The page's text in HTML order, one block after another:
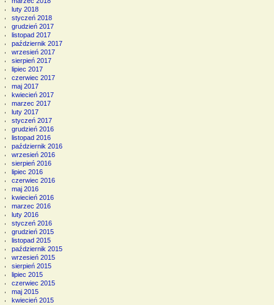
luty 2018
styczeń 2018
grudzień 2017
listopad 2017
październik 2017
wrzesień 2017
sierpień 2017
lipiec 2017
czerwiec 2017
maj 2017
kwiecień 2017
marzec 2017
luty 2017
styczeń 2017
grudzień 2016
listopad 2016
październik 2016
wrzesień 2016
sierpień 2016
lipiec 2016
czerwiec 2016
maj 2016
kwiecień 2016
marzec 2016
luty 2016
styczeń 2016
grudzień 2015
listopad 2015
październik 2015
wrzesień 2015
sierpień 2015
lipiec 2015
czerwiec 2015
maj 2015
kwiecień 2015